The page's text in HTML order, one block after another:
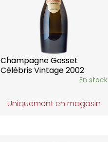
Champagne Gosset
Célébris Vintage 2002
En stock
Uniquement en magasin